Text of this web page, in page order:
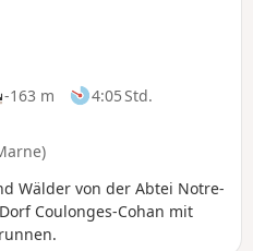
-163 m
4:05 Std.
Wälder von der Abtei Notre-
Coulonges-Cohan mit